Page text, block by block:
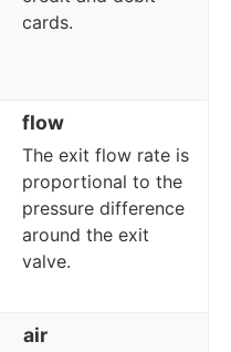
cards.
flow
The exit flow rate is
proportional to the
pressure difference
around the exit
valve.
air